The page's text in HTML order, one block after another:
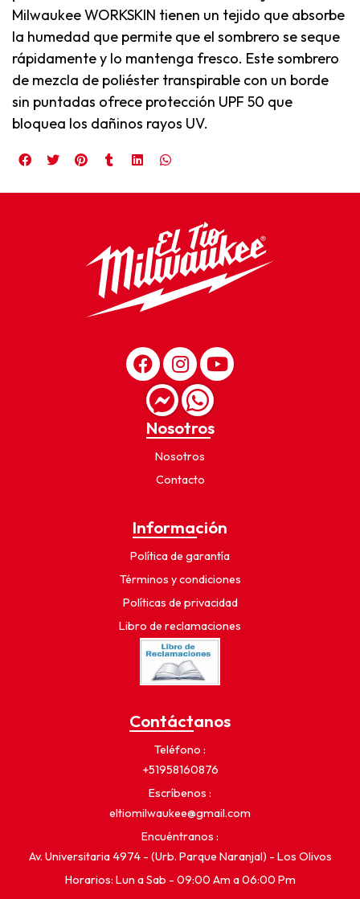
Milwaukee WORKSKIN tienen un tejido que absorbe
la humedad que permite que el sombrero se seque
rápidamente y lo mantenga fresco. Este sombrero
de mezcla de poliéster transpirable con un borde
sin puntadas ofrece protección UPF 50 que
bloquea los dañinos rayos UV.
Nosotros
Nosotros
Contacto
Información
Política de garantía
Términos y condiciones
Políticas de privacidad
Libro de reclamaciones
Contáctanos
Teléfono
+51958160876
Escríbenos
eltiomilwaukee@gmail.com
Encuéntranos
Av. Universitaria 4974 - (Urb. Parque Naranjal) - Los Olivos
Horarios: Lun a Sab - 09:00 Am a 06:00 Pm